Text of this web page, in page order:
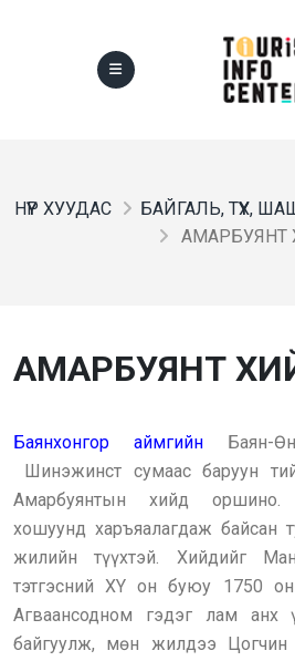
НҮҮР ХУУДАС
БАЙГАЛЬ, ТҮҮХ,
АМАРБУЯНТ
АМАРБУЯНТ
Баянхонгор аймгийн Баян-
Шинэжинст сумаас баруун
Амарбуянтын хийд оршино.
хошуунд харъяалагдаж байсан
жилийн түүхтэй. Хийдийг
тэтгэсний XY он буюу 1750
Агваансодном гэдэг лам анх
байгуулж, мөн жилдээ Цогчин